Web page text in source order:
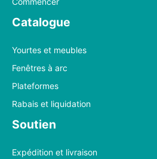
Commencer
Catalogue
Yourtes et meubles
Fenêtres à arc
Plateformes
Rabais et liquidation
Soutien
Expédition et livraison